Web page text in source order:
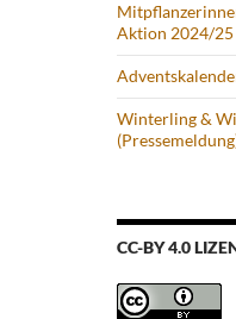
Aktion 2024/25
Winterling &
CC-BY 4.0